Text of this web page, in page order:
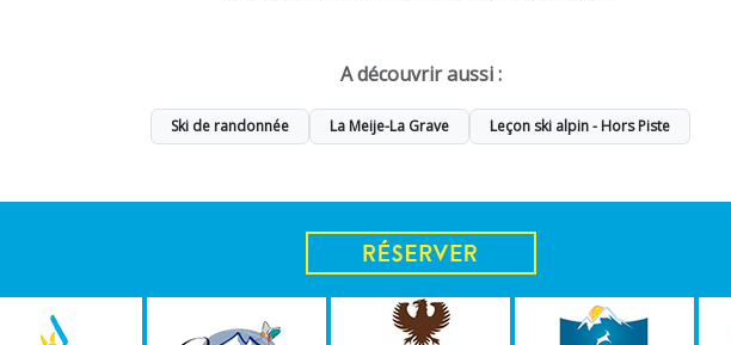
A découvrir aussi :
Ski de randonnée La Meije-La Grave Leçon ski alpin - Hors Piste